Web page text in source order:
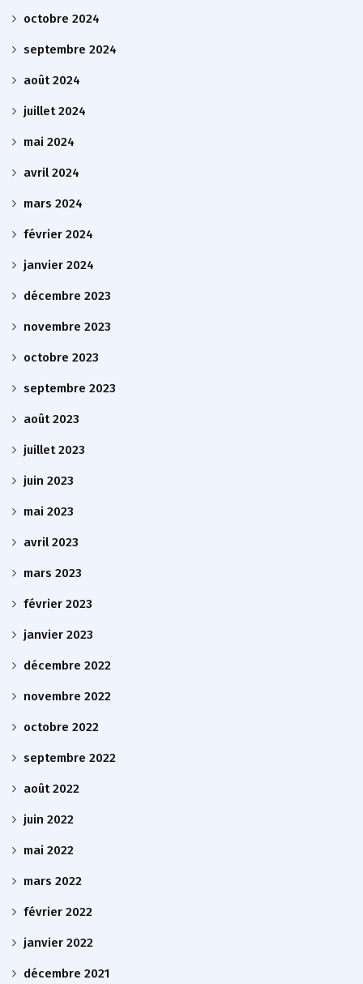
octobre 2024
septembre 2024
août 2024
juillet 2024
mai 2024
avril 2024
mars 2024
février 2024
janvier 2024
décembre 2023
novembre 2023
octobre 2023
septembre 2023
août 2023
juillet 2023
juin 2023
mai 2023
avril 2023
mars 2023
février 2023
janvier 2023
décembre 2022
novembre 2022
octobre 2022
septembre 2022
août 2022
juin 2022
mai 2022
mars 2022
février 2022
janvier 2022
décembre 2021